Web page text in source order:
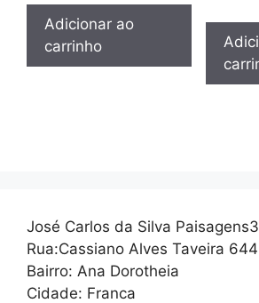
Adicionar ao
carrinho
José Carlos da Silva
Rua:Cassiano Alves Taveira
Bairro: Ana Dorotheia
Cidade: Franca